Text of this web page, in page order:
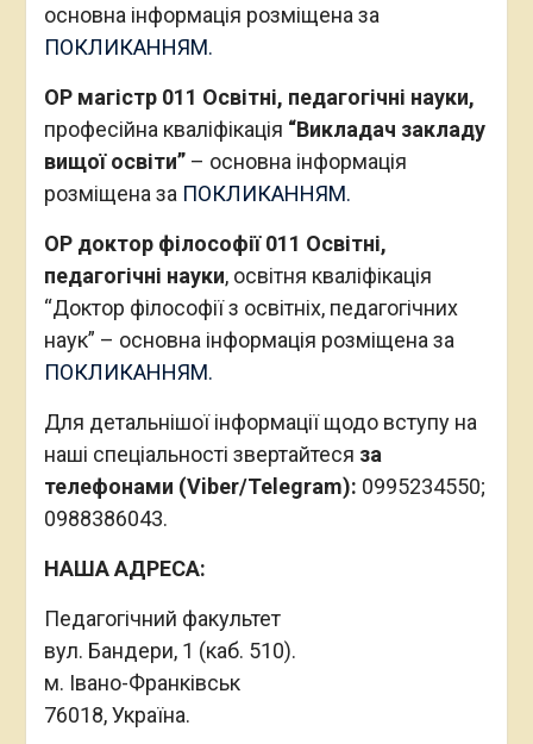
основна інформація розміщена за
ПОКЛИКАННЯМ.
ОР магістр 011 Освітні, педагогічні науки,
професійна кваліфікація “Викладач закладу
вищої освіти” – основна інформація
розміщена за ПОКЛИКАННЯМ.
ОР доктор філософії 011 Освітні,
педагогічні науки, освітня кваліфікація
“Доктор філософії з освітніх, педагогічних
наук” – основна інформація розміщена за
ПОКЛИКАННЯМ.
Для детальнішої інформації щодо вступу на
наші спеціальності звертайтеся за
телефонами (Viber/Telegram): 0995234550;
0988386043.
НАША АДРЕСА:
Педагогічний факультет
вул. Бандери, 1 (каб. 510).
м. Івано-Франківськ
76018, Україна.